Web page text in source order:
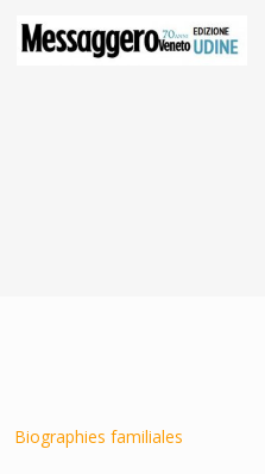
Biographies familiales